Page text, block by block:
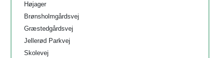
Højager
Brønsholmgårdsvej
Græstedgårdsvej
Jellerød Parkvej
Skolevej